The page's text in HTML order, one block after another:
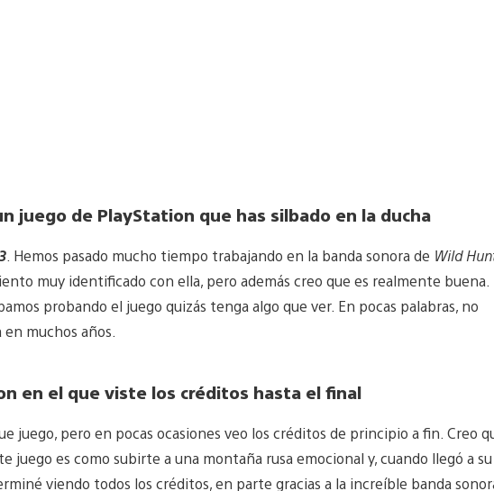
juego de PlayStation que has silbado en la ducha
. Hemos pasado mucho tiempo trabajando en la banda sonora de Wild
muy identificado con ella, pero además creo que es realmente buena.
probando el juego quizás tenga algo que ver. En pocas palabras, no
muchos años.
en el que viste los créditos hasta el final
juego, pero en pocas ocasiones veo los créditos de principio a fin. Creo
juego es como subirte a una montaña rusa emocional y, cuando llegó a su
viendo todos los créditos, en parte gracias a la increíble banda